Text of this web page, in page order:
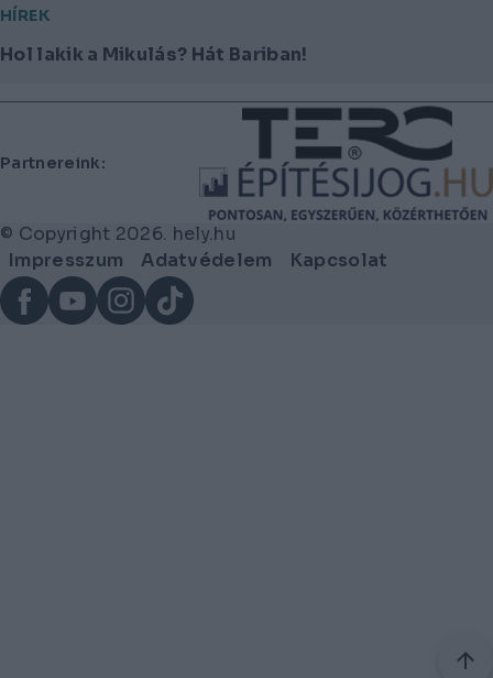
HÍREK
Hol lakik a Mikulás? Hát Bariban!
Lábléc
Partnereink:
© Copyright 2026. hely.hu
Lábléc
menü
Impresszum Adatvédelem
Kapcsolat
FacebookYouTubeInstagram